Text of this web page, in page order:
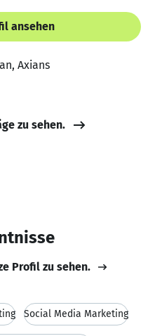
ansehen
Axians
zu sehen.
Profil zu sehen.
Social Media Marketing